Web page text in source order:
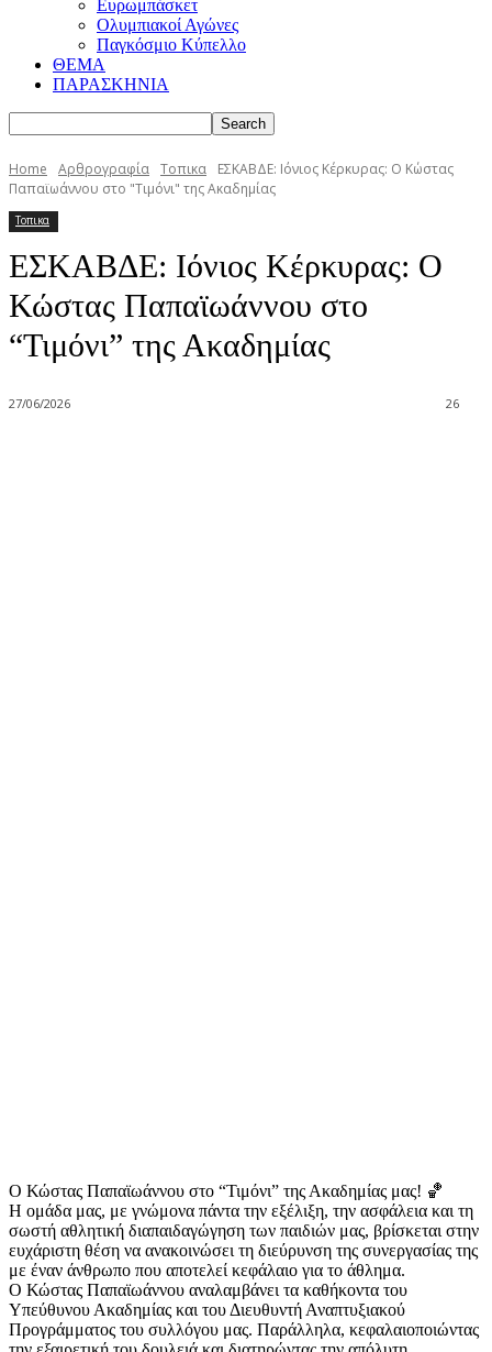
Ευρωμπάσκετ
Ολυμπιακοί Αγώνες
Παγκόσμιο Κύπελλο
ΘΕΜΑ
ΠΑΡΑΣΚΗΝΙΑ
Home Αρθρογραφία Τοπικα
ΕΣΚΑΒΔΕ: Ιόνιος Κέρκυρας: Ο Κώστας
Παπαϊωάννου στο "Τιμόνι" της Ακαδημίας
Τοπικα
ΕΣΚΑΒΔΕ: Ιόνιος Κέρκυρας: Ο
Κώστας Παπαϊωάννου στο
“Τιμόνι” της Ακαδημίας
27/06/2026 26
Ο Κώστας Παπαϊωάννου στο “Τιμόνι” της Ακαδημίας μας! 🏀
Η ομάδα μας, με γνώμονα πάντα την εξέλιξη, την ασφάλεια και τη
σωστή αθλητική διαπαιδαγώγηση των παιδιών μας, βρίσκεται στην
ευχάριστη θέση να ανακοινώσει τη διεύρυνση της συνεργασίας της
με έναν άνθρωπο που αποτελεί κεφάλαιο για το άθλημα.
Ο Κώστας Παπαϊωάννου αναλαμβάνει τα καθήκοντα του
Υπεύθυνου Ακαδημίας και του Διευθυντή Αναπτυξιακού
Προγράμματος του συλλόγου μας. Παράλληλα, κεφαλαιοποιώντας